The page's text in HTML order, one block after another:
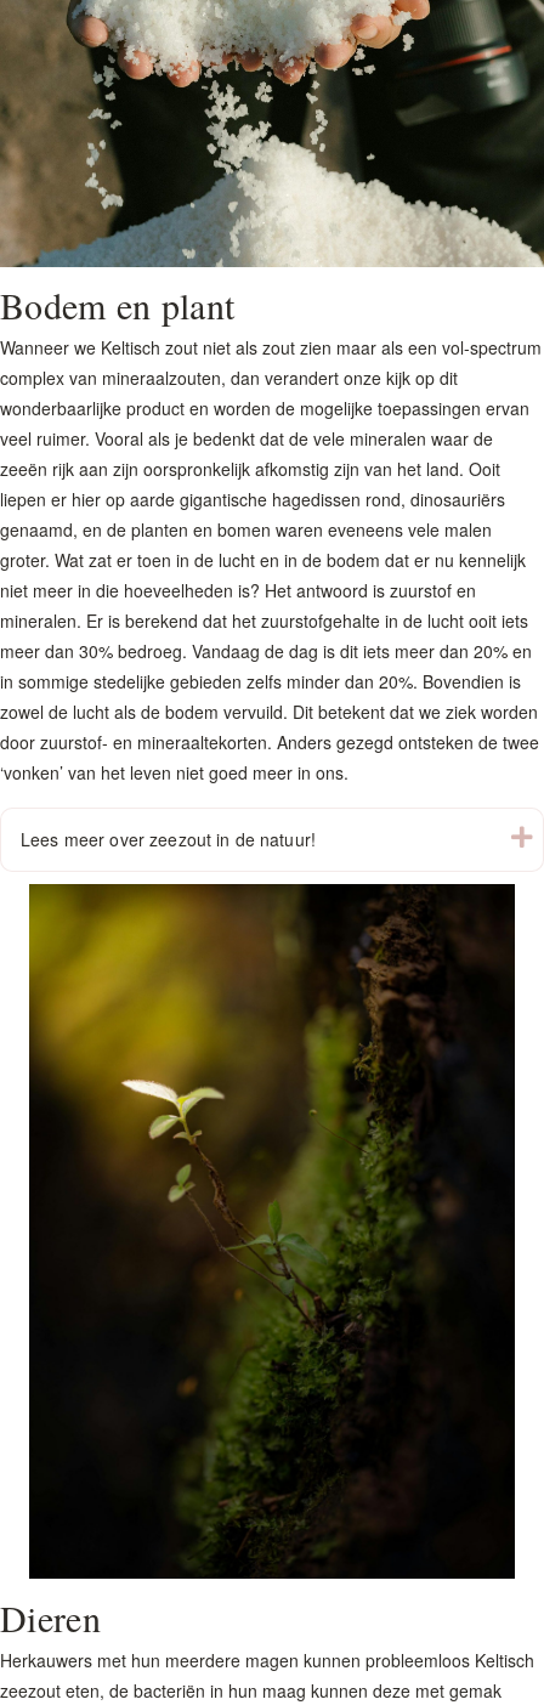
Bodem en plant
Wanneer we Keltisch zout niet als zout zien maar als een vol-spectrum
complex van mineraalzouten, dan verandert onze kijk op dit
wonderbaarlijke product en worden de mogelijke toepassingen ervan
veel ruimer. Vooral als je bedenkt dat de vele mineralen waar de
zeeën rijk aan zijn oorspronkelijk afkomstig zijn van het land. Ooit
liepen er hier op aarde gigantische hagedissen rond, dinosauriërs
genaamd, en de planten en bomen waren eveneens vele malen
groter. Wat zat er toen in de lucht en in de bodem dat er nu kennelijk
niet meer in die hoeveelheden is? Het antwoord is zuurstof en
mineralen. Er is berekend dat het zuurstofgehalte in de lucht ooit iets
meer dan 30% bedroeg. Vandaag de dag is dit iets meer dan 20% en
in sommige stedelijke gebieden zelfs minder dan 20%. Bovendien is
zowel de lucht als de bodem vervuild. Dit betekent dat we ziek worden
door zuurstof- en mineraaltekorten. Anders gezegd ontsteken de twee
‘vonken’ van het leven niet goed meer in ons.
Lees meer over zeezout in de natuur!
Dieren
Herkauwers met hun meerdere magen kunnen probleemloos Keltisch
zeezout eten, de bacteriën in hun maag kunnen deze met gemak